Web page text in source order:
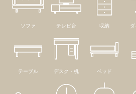
ソファ テレビ台 収納
テーブル デスク・机 ベッド